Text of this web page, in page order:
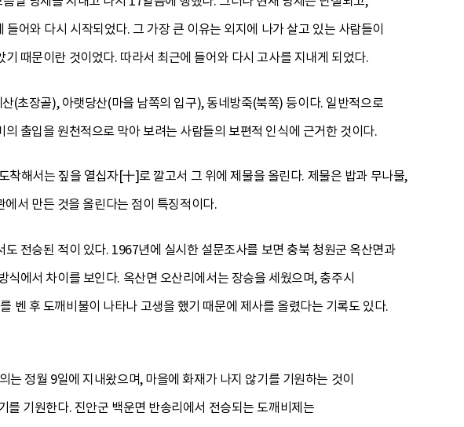
어와 다시 시작되었다. 그 가장 큰 이유는 외지에 나가 살고 있는 사람들이
때문이란 것이었다. 따라서 최근에 들어와 다시 고사를 지내게 되었다.
(초장골), 아랫당산(마을 남쪽의 입구), 동네방죽(북쪽) 등이다. 일반적으로
출입을 원천적으로 막아 보려는 사람들의 보편적 인식에 근거한 것이다.
해서는 짚을 열십자[十]로 깔고서 그 위에 제물을 올린다. 제물은 밥과 무나물,
서 만든 것을 올린다는 점이 특징적이다.
전승된 적이 있다. 1967년에 실시한 설문조사를 보면 충북 청원군 옥산면과
에서 차이를 보인다. 옥산면 오산리에서는 장승을 세웠으며, 충주시
벤 후 도깨비불이 나타나 고생을 했기 때문에 제사를 올렸다는 기록도 있다.
정월 9일에 지내왔으며, 마을에 화재가 나지 않기를 기원하는 것이
기원한다. 진안군 백운면 반송리에서 전승되는 도깨비제는